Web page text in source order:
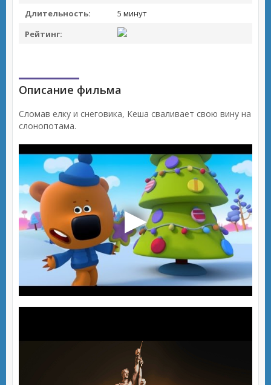
Длительность:
5 минут
Рейтинг:
Описание фильма
Сломав елку и снеговика, Кеша сваливает свою вину на
слонопотама.